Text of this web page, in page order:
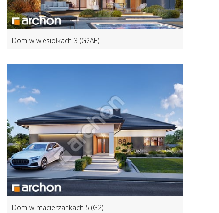
Dom w wiesiołkach 3 (G2AE)
Dom w macierzankach 5 (G2)